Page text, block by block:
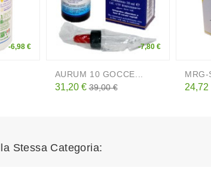
-6,98 €
AURUM 10 GOCCE...
Prezzo
31,20 €
-7,80 €
Prezzo
39,00 €
MRG-
24,72
Stessa Categoria: